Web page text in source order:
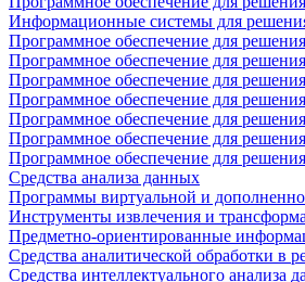
Информационные системы для
Программное обеспечение для
Программное обеспечение для
Программное обеспечение для
Программное обеспечение для
Программное обеспечение для
Программное обеспечение для
Программное обеспечение для
Средства анализа данных
Программы виртуальной и
Инструменты извлечения и
Предметно-ориентированные
Средства аналитической обработки в
Средства интеллектуального анализа